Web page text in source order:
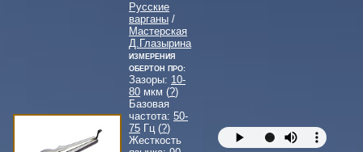
Русские
варганы /
Мастерская
Д.Глазырина
Измерения
Обертон Про:
Зазоры: 10-
80 мкм (?)
Базовая
частота: 50-
75 Гц (?)
Жесткость